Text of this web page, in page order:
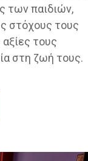
των παιδιών,
στόχους τους
τους
στη ζωή τους.